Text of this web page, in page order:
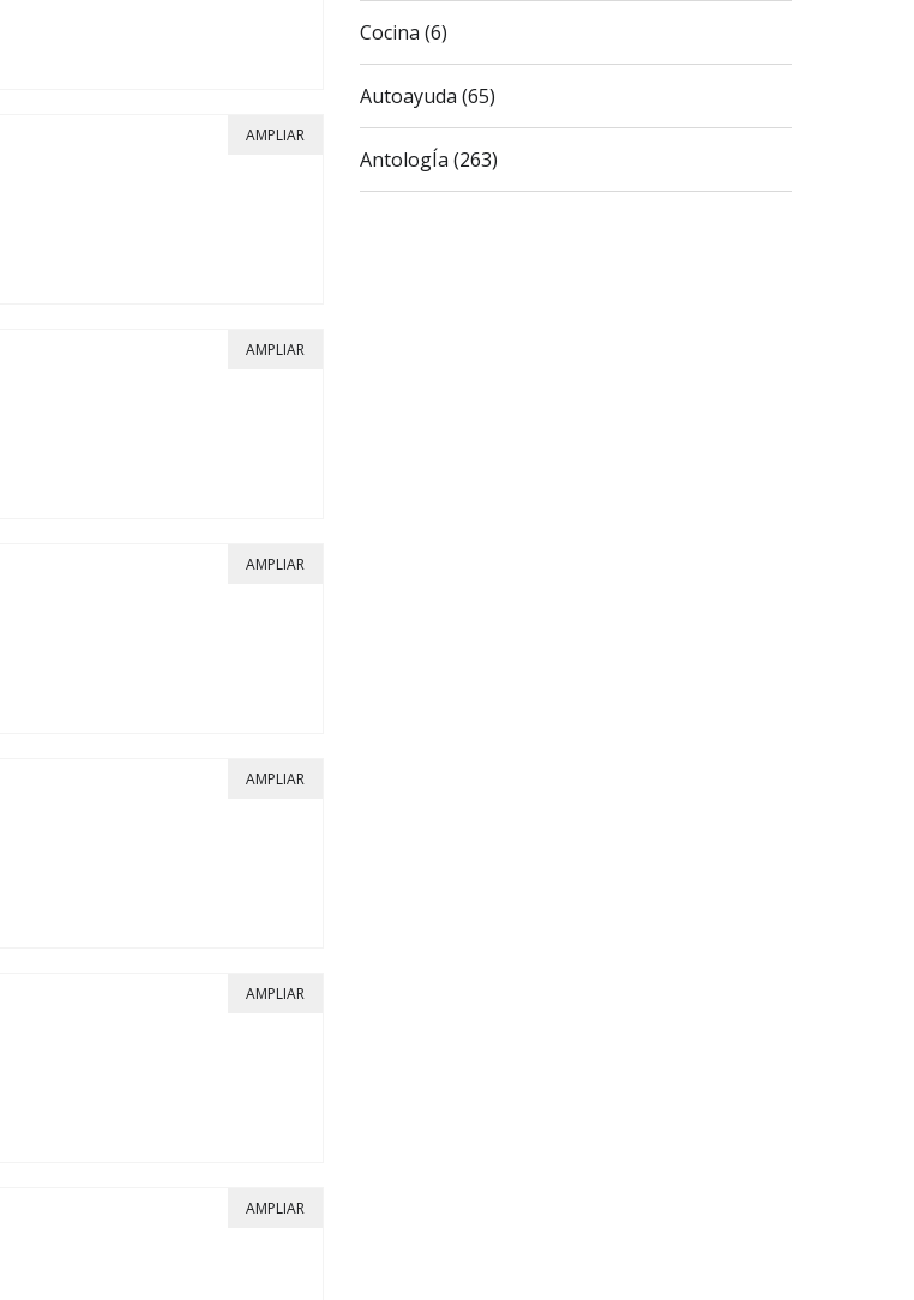
AMPLIAR
AMPLIAR
AMPLIAR
AMPLIAR
AMPLIAR
AMPLIAR
Cocina (6)
Autoayuda (65)
AntologÍa (263)